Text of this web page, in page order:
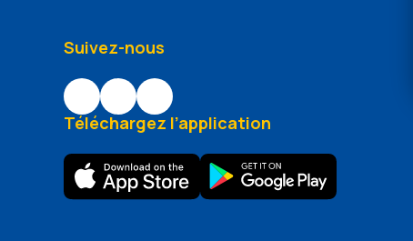
Suivez-nous
Téléchargez l’application